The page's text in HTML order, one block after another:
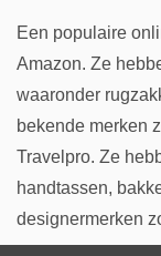
Een populaire
Amazon. Ze
waaronder
bekende merken
Travelpro. Ze
handtassen,
designermerken